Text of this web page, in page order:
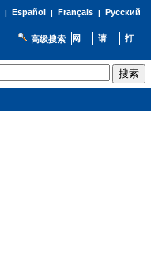
| Español | Français| Русский
高级搜索